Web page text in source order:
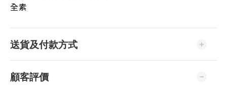
全素
送貨及付款方式
顧客評價